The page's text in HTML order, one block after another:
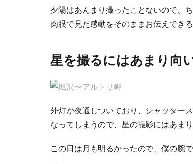
夕陽はあんまり撮ったことないので、
肉眼で見た感動をそのままお伝えでき
星を撮るにはあまり向
外灯が夜通しついており、シャッター
なってしまうので、星の撮影にはあまり
この日は月も明るかったので、僕の腕